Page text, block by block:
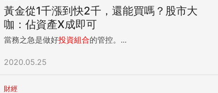
黃金從1千漲到快2千，還能買嗎？股市大
咖：佔資產X成即可
當務之急是做好投資組合的管控。...
2020.05.25
財經